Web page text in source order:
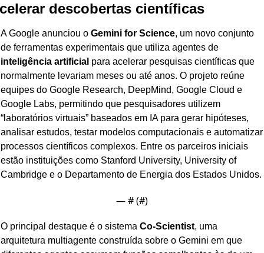
descobertas científicas
A Google anunciou o Gemini for Science, um novo conjunto
inteligência artificial para acelerar pesquisas científicas que
normalmente levariam meses ou até anos. O projeto reúne
equipes do Google Research, DeepMind, Google Cloud e
Google Labs, permitindo que pesquisadores utilizem
“laboratórios virtuais” baseados em IA para gerar hipóteses,
analisar estudos, testar modelos computacionais e automatizar
processos científicos complexos. Entre os parceiros iniciais
estão instituições como Stanford University, University of
Cambridge e o Departamento de Energia dos Estados Unidos.
— # (#)
O principal destaque é o sistema Co-Scientist, uma
arquitetura multiagente construída sobre o Gemini em que